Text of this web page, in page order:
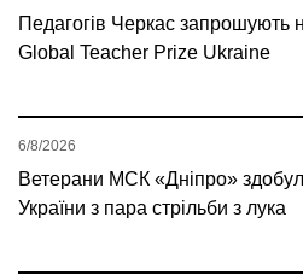
Педагогів Черкас запрошують
Global Teacher Prize Ukraine
Ветерани МСК «Дніпро»
України з пара стрільби з лука
6/8/2026